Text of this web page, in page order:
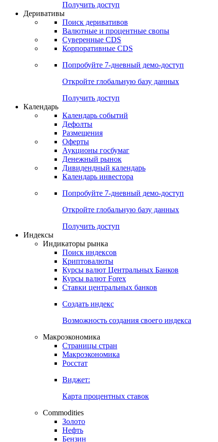
Попробуйте7-дневный
Откройте глобальную базу данных
Получить доступ
Деривативы
Валютные и процентные свопы
Корпоративные CDS
Попробуйте7-дневный
Откройте глобальную базу данных
Получить доступ
Календарь
Календарь событий
Дефолты
Размещения
Оферты
Денежный рынок
Календарь инвестора
Попробуйте7-дневный
Откройте глобальную базу данных
Получить доступ
Индикаторы рынка
Поиск индексов
Курсы валют Центральных Банков
Ставки центральных банков
Создать индекс
Возможность создания своего индекса
Страницы стран
Росстат
Виджет:
Карта процентных ставок